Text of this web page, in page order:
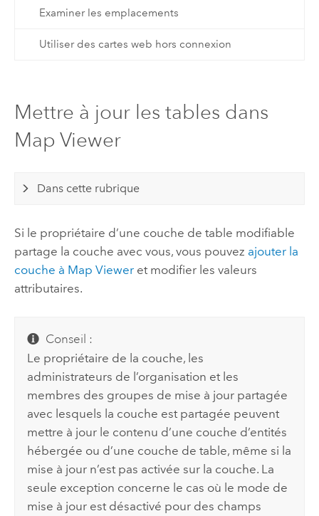
Examiner les emplacements
Utiliser des cartes web hors connexion
Mettre à jour les tables dans
Map Viewer
Dans cette rubrique
Si le propriétaire d’une couche de table modifiable
partage la couche avec vous, vous pouvez ajouter la
couche à Map Vieweret modifier les valeurs
attributaires.
Conseil :
Le propriétaire de la couche, les
administrateurs de l’organisation et les
membres des groupes de mise à jour partagée
avec lesquels la couche est partagée peuvent
mettre à jour le contenu d’une couche d’entités
hébergée ou d’une couche de table, même si la
mise à jour n’est pas activée sur la couche. La
seule exception concerne le cas où le mode de
mise à jour est désactivé pour des champs